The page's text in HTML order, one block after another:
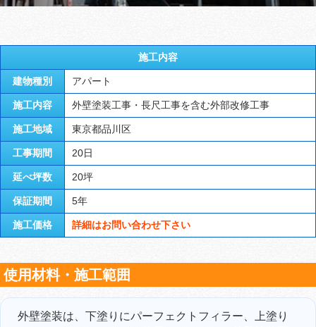
施工内容
建物種別 アパート
施工内容 外壁塗装工事・長尺工事を含む外部改修工事
施工地域 東京都品川区
工事期間 20日
延べ坪数 20坪
保証期間 5年
施工価格 詳細はお問い合わせ下さい
使用材料・施工範囲
外壁塗装は、下塗りにパーフェクトフィラー、上塗り